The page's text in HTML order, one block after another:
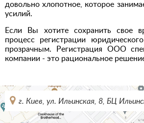
довольно хлопотное, которое
усилий.
Если Вы хотите сохранить свое
процесс регистрации
прозрачным. Регистрация ООО
компании - это рациональное
г. Киев, ул. Ильинская, 8, БЦ